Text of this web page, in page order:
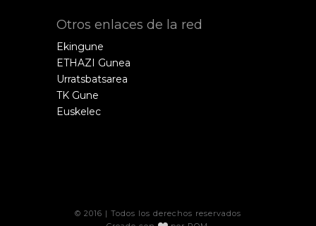
Otros enlaces de la red
Ekingune
ETHAZI Gunea
Urratsbatsarea
TK Gune
Euskelec
© 2016 | Todos los derechos reservados